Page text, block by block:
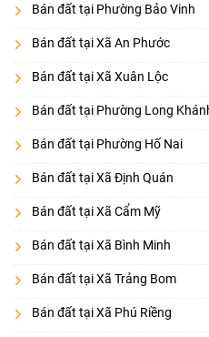
Bán đất tại Phường Bảo Vinh
Bán đất tại Xã An Phước
Bán đất tại Xã Xuân Lộc
Bán đất tại Phường Long
Bán đất tại Phường Hố Nai
Bán đất tại Xã Định Quán
Bán đất tại Xã Cẩm Mỹ
Bán đất tại Xã Bình Minh
Bán đất tại Xã Trảng Bom
Bán đất tại Xã Phú Riềng